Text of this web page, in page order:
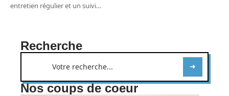
entretien régulier et un suivi…
Recherche
Nos coups de coeur